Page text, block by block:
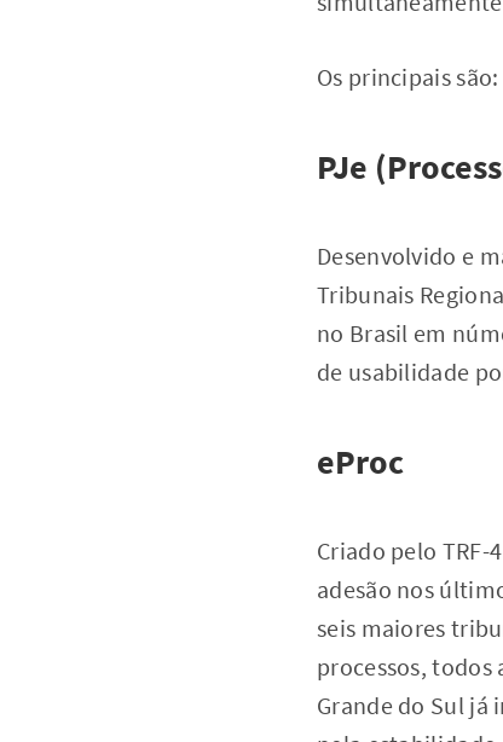
Os principais são:
PJe
Desenvolvido e
Tribunais
no Brasil em
de usabilidade
eProc
Criado pelo
adesão nos
seis maiores
processos, todos
Grande do Sul já